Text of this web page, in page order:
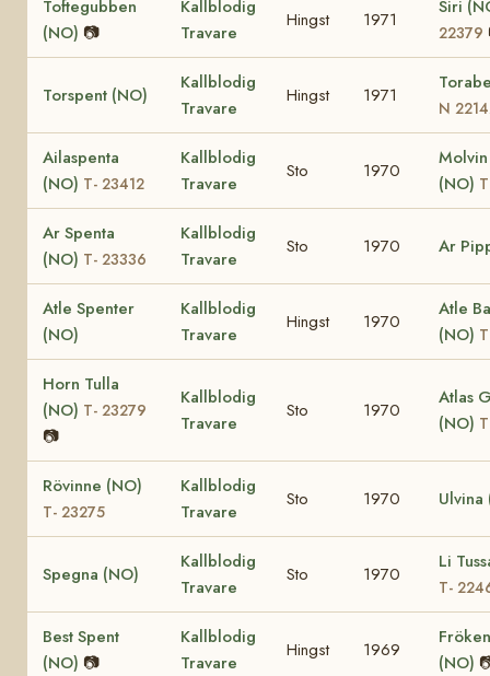
Toftegubben
(NO) 📷
Kallblodig
Travare
Hingst 1971
Siri
22379
Torspent (NO)
Kallblodig
Travare
Hingst 1971
N
Ailaspenta
(NO) T- 23412
Kallblodig
Travare
Sto 1970
(NO)
Ar Spenta
(NO) T- 23336
Kallblodig
Travare
Sto 1970 Ar
Atle Spenter
(NO)
Kallblodig
Travare
Hingst 1970
Atle
(NO)
Horn Tulla
(NO) T- 23279
📷
Kallblodig
Travare
Sto 1970
Atlas
(NO)
Rövinne (NO)
T- 23275
Kallblodig
Travare
Sto 1970 Ulvina
Spegna (NO)
Kallblodig
Travare
Sto 1970
Li
T-
Best Spent
(NO) 📷
Kallblodig
Travare
Hingst 1969
(NO)